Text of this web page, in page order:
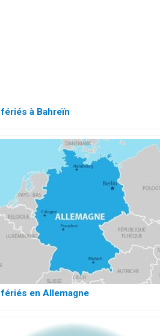
à Bahreïn
en Allemagne